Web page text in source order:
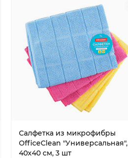
Салфетка из микрофибры
OfficeClean "Универсальная",
40х40 см, 3 шт